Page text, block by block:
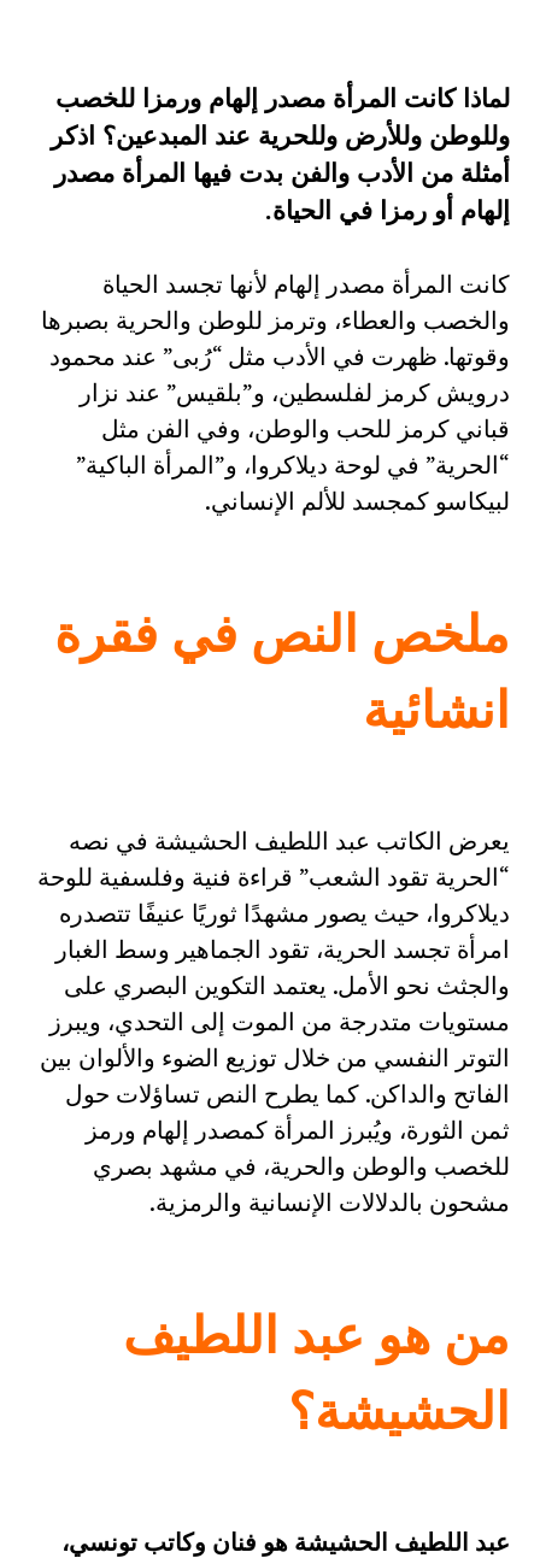
لماذا كانت المرأة مصدر إلهام ورمزا للخصب
وللوطن وللأرض وللحرية عند المبدعين؟ اذكر
أمثلة من الأدب والفن بدت فيها المرأة مصدر
إلهام أو رمزا في الحياة.
كانت المرأة مصدر إلهام لأنها تجسد الحياة
والخصب والعطاء، وترمز للوطن والحرية بصبرها
وقوتها. ظهرت في الأدب مثل “رُبى” عند محمود
درويش كرمز لفلسطين، و”بلقيس” عند نزار
قباني كرمز للحب والوطن، وفي الفن مثل
“الحرية” في لوحة ديلاكروا، و”المرأة الباكية”
لبيكاسو كمجسد للألم الإنساني.
ملخص النص في فقرة
انشائية
يعرض الكاتب عبد اللطيف الحشيشة في نصه
“الحرية تقود الشعب” قراءة فنية وفلسفية للوحة
ديلاكروا، حيث يصور مشهدًا ثوريًا عنيفًا تتصدره
امرأة تجسد الحرية، تقود الجماهير وسط الغبار
والجثث نحو الأمل. يعتمد التكوين البصري على
مستويات متدرجة من الموت إلى التحدي، ويبرز
التوتر النفسي من خلال توزيع الضوء والألوان بين
الفاتح والداكن. كما يطرح النص تساؤلات حول
ثمن الثورة، ويُبرز المرأة كمصدر إلهام ورمز
للخصب والوطن والحرية، في مشهد بصري
مشحون بالدلالات الإنسانية والرمزية.
من هو عبد اللطيف
الحشيشة؟
عبد اللطيف الحشيشة هو فنان وكاتب تونسي،